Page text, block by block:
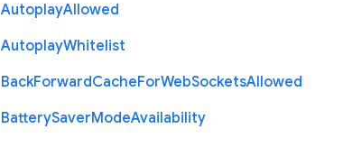
AutoplayAllowed
AutoplayWhitelist
BackForwardCacheForWebSocketsAllowed
BatterySaverModeAvailability